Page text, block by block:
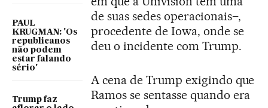
PAUL
KRUGMAN: 'Os
republicanos
não podem
estar falando
sério'
Trump faz
de suas sedes operacionais–,
procedente de Iowa, onde se
deu o incidente com Trump.
A cena de Trump exigindo que
Ramos se sentasse quando era